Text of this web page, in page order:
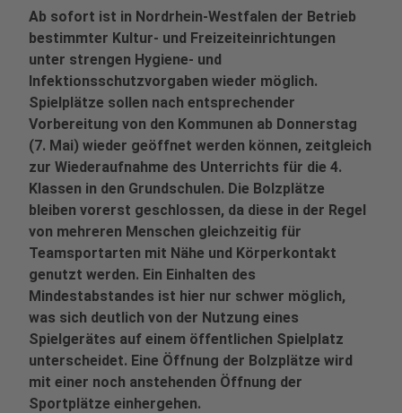
Ab sofort ist in Nordrhein-Westfalen der Betrieb
bestimmter Kultur- und Freizeiteinrichtungen
unter strengen Hygiene- und
Infektionsschutzvorgaben wieder möglich.
Spielplätze sollen nach entsprechender
Vorbereitung von den Kommunen ab Donnerstag
(7. Mai) wieder geöffnet werden können, zeitgleich
zur Wiederaufnahme des Unterrichts für die 4.
Klassen in den Grundschulen. Die Bolzplätze
bleiben vorerst geschlossen, da diese in der Regel
von mehreren Menschen gleichzeitig für
Teamsportarten mit Nähe und Körperkontakt
genutzt werden. Ein Einhalten des
Mindestabstandes ist hier nur schwer möglich,
was sich deutlich von der Nutzung eines
Spielgerätes auf einem öffentlichen Spielplatz
unterscheidet. Eine Öffnung der Bolzplätze wird
mit einer noch anstehenden Öffnung der
Sportplätze einhergehen.